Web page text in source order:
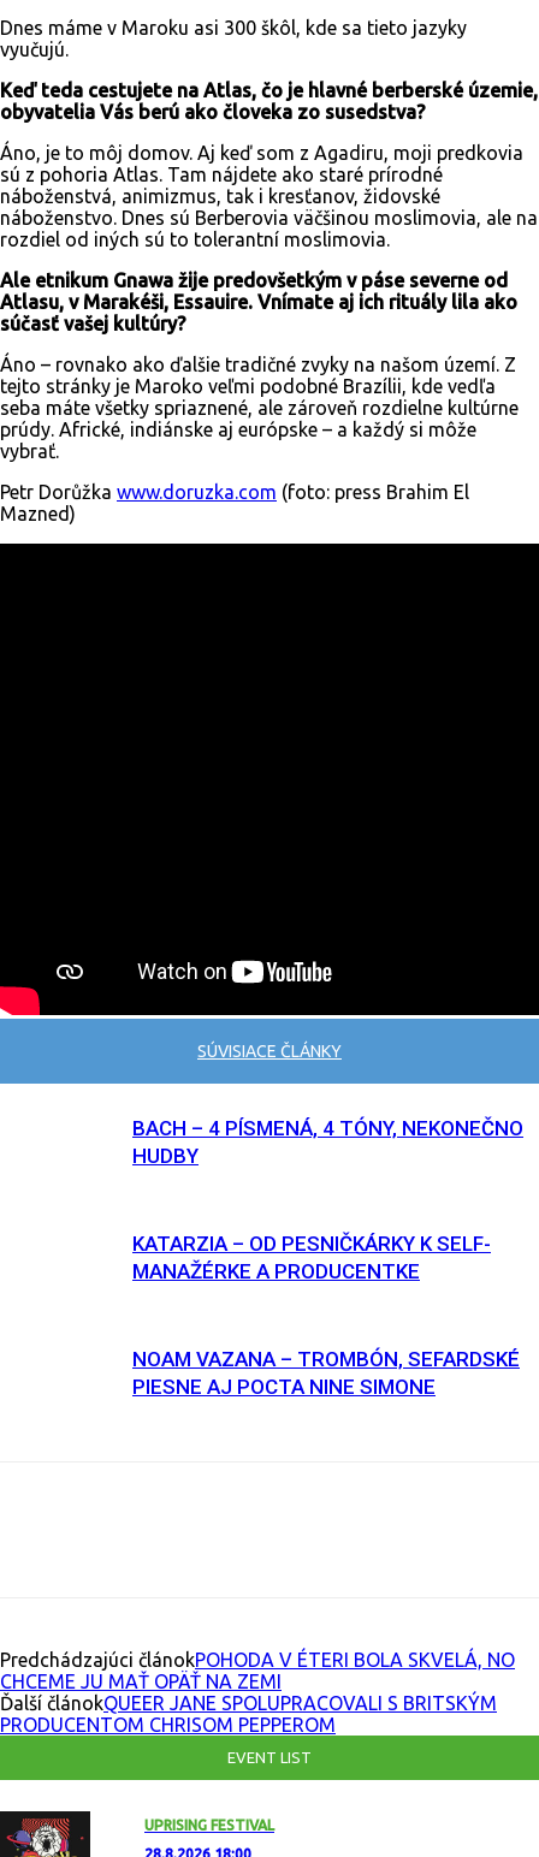
Dnes máme v Maroku asi 300 škôl, kde sa tieto jazyky
vyučujú.
Keď teda cestujete na Atlas, čo je hlavné berberské územie,
obyvatelia Vás berú ako človeka zo susedstva?
Áno, je to môj domov. Aj keď som z Agadiru, moji predkovia
sú z pohoria Atlas. Tam nájdete ako staré prírodné
náboženstvá, animizmus, tak i kresťanov, židovské
náboženstvo. Dnes sú Berberovia väčšinou moslimovia, ale na
rozdiel od iných sú to tolerantní moslimovia.
Ale etnikum Gnawa žije predovšetkým v páse severne od
Atlasu, v Marakéši, Essauire. Vnímate aj ich rituály lila ako
súčasť vašej kultúry?
Áno – rovnako ako ďalšie tradičné zvyky na našom území. Z
tejto stránky je Maroko veľmi podobné Brazílii, kde vedľa
seba máte všetky spriaznené, ale zároveň rozdielne kultúrne
prúdy. Africké, indiánske aj európske – a každý si môže
vybrať.
Petr Dorůžka www.doruzka.com (foto: press Brahim El
Mazned)
SÚVISIACE ČLÁNKY
BACH – 4 PÍSMENÁ, 4 TÓNY, NEKONEČNO
HUDBY
KATARZIA – OD PESNIČKÁRKY K SELF-
MANAŽÉRKE A PRODUCENTKE
NOAM VAZANA – TROMBÓN, SEFARDSKÉ
PIESNE AJ POCTA NINE SIMONE
Predchádzajúci článokPOHODA V ÉTERI BOLA SKVELÁ, NO
CHCEME JU MAŤ OPÄŤ NA ZEMI
Ďalší článokQUEER JANE SPOLUPRACOVALI S BRITSKÝM
PRODUCENTOM CHRISOM PEPPEROM
EVENT LIST
UPRISING FESTIVAL